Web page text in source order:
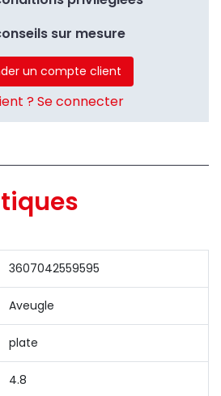
sur mesure
un compte client
? Se connecter
3607042559595
Aveugle
plate
4.8